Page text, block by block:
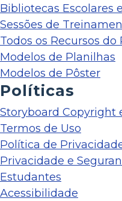
Bibliotecas Escolares
Sessões de
Todos os Recursos do
Modelos de Planilhas
Modelos de Pôster
Políticas
Storyboard Copyright
Termos de Uso
Política de
Privacidade e
Estudantes
Acessibilidade